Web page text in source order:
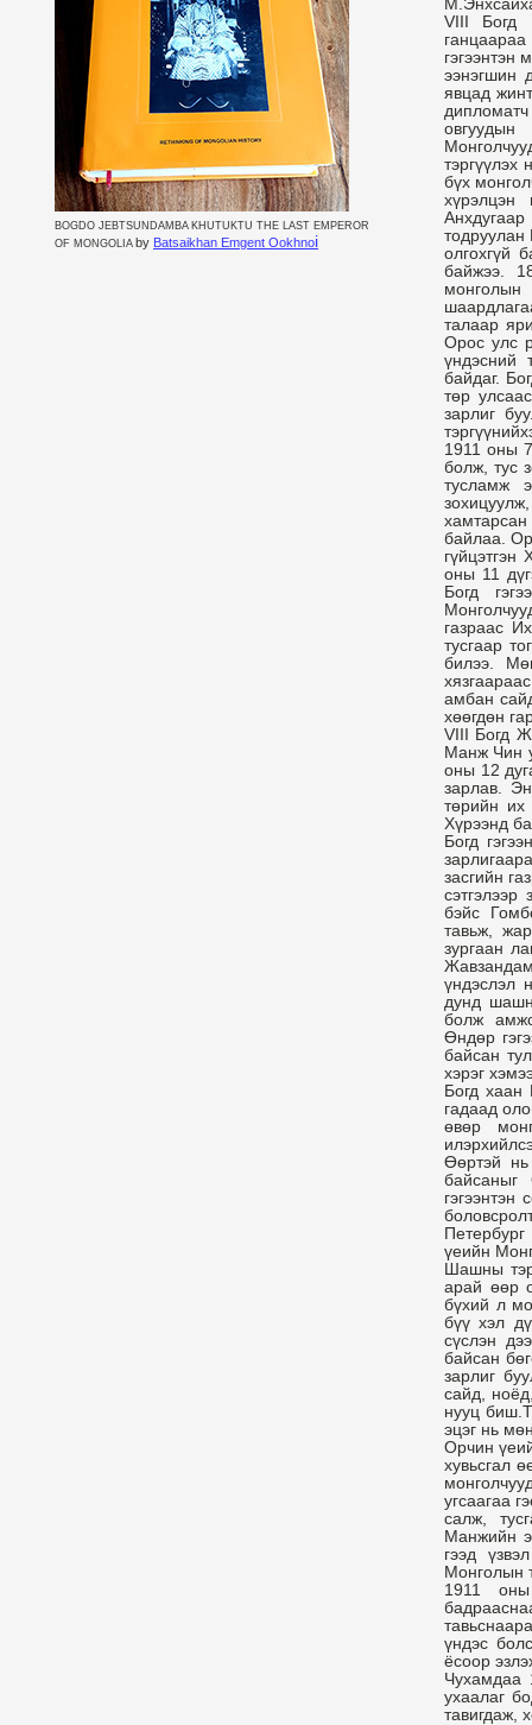
BOGDO JEBTSUNDAMBA KHUTUKTU THE LAST EMPEROR
OF MONGOLIAby Batsaikhan Emgent Ookhnoi
VIII Богд
гэгээнтэн
ээнэгшин
явцад
овгуудын
тэргүүлэх
бүх
хүрэлцэн
олгохгүй
байжээ.
монголын
талаар
Орос улс
үндэсний
байдаг.
төр
зарлиг
1911 оны
болж, тус
тусламж
байлаа.
оны 11
Богд
газраас
тусгаар
билээ.
амбан
хөөгдөн
VIII Богд
Манж Чин
оны 12
зарлав.
төрийн их
Хүрээнд
Богд
засгийн
бэйс
тавьж,
зургаан
үндэслэл
дунд
болж
Өндөр
байсан
хэрэг
Богд хаан
гадаад
өвөр
Өөртэй
байсаныг
үеийн
Шашны
арай өөр
бүхий л
бүү хэл
сүслэн
байсан
зарлиг
сайд,
нууц
эцэг нь
Орчин
хувьсгал
угсаагаа
салж,
Манжийн
гээд
Монголын
1911 оны
үндэс
ёсоор
Чухамдаа
ухаалаг
тавигдаж,